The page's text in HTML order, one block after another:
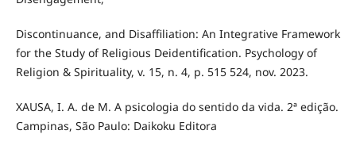
Discontinuance, and Disaffiliation: An Integrative Framework
for the Study of Religious Deidentification. Psychology of
Religion & Spirituality, v. 15, n. 4, p. 515 524, nov. 2023.
XAUSA, I. A. de M. A psicologia do sentido da vida. 2ª edição.
Campinas, São Paulo: Daikoku Editora